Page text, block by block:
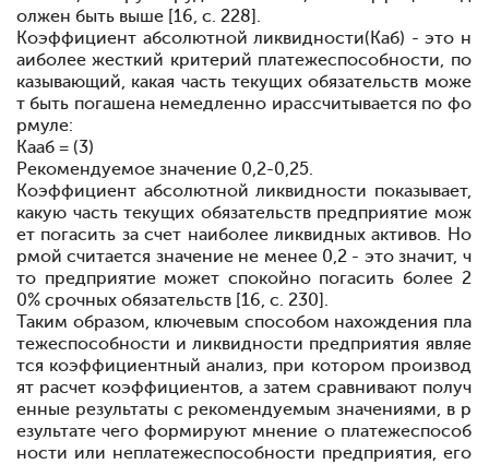
олжен быть выше [16, c. 228] .
Коэффициент абсолютной ликвидности(Каб) - это н
аиболее жесткий критерий платежеспособности, по
казывающий, какая часть текущих обязательств може
т быть погашена немедленно ирассчитывается по фо
рмуле:
Кааб = (3)
Рекомендуемое значение 0,2-0,25.
Коэффициент абсолютной ликвидности показывает,
какую часть текущих обязательств предприятие мож
ет погасить за счет наиболее ликвидных активов. Но
рмой считается значение не менее 0,2 - это значит, ч
то предприятие может спокойно погасить более 2
0% срочных обязательств [16, c. 230] .
Таким образом, ключевым способом нахождения пла
тежеспособности и ликвидности предприятия являе
тся коэффициентный анализ, при котором производ
ят расчет коэффициентов, а затем сравнивают получ
енные результаты с рекомендуемым значениями, в р
езультате чего формируют мнение о платежеспособ
ности или неплатежеспособности предприятия, его